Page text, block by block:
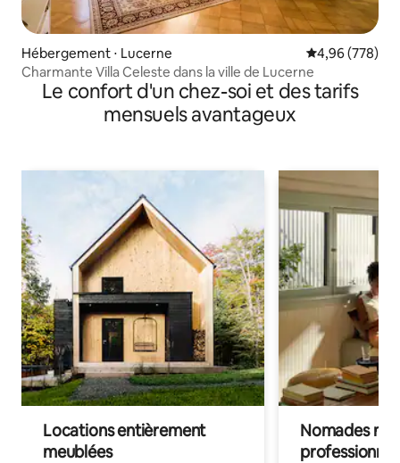
Hébergement ⋅ Lucerne Évaluation
4,96 (778)
Charmante Villa Celeste dans la ville de Lucerne
Le confort d'un chez-soi et des tarifs
mensuels avantageux
Locations entièrement
meublées
Nomades